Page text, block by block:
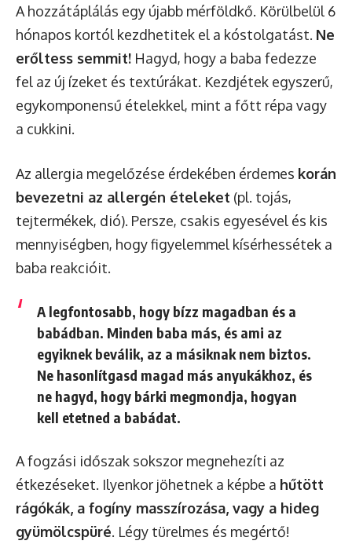
A hozzátáplálás egy újabb mérföldkő. Körülbelül 6
hónapos kortól kezdhetitek el a kóstolgatást. Ne
erőltess semmit! Hagyd, hogy a baba fedezze
fel az új ízeket és textúrákat. Kezdjétek egyszerű,
egykomponensű ételekkel, mint a főtt répa vagy
a cukkini.
Az allergia megelőzése érdekében érdemes korán
bevezetni az allergén ételeket (pl. tojás,
tejtermékek, dió). Persze, csakis egyesével és kis
mennyiségben, hogy figyelemmel kísérhessétek a
baba reakcióit.
A legfontosabb, hogy bízz magadban és a
babádban. Minden baba más, és ami az
egyiknek beválik, az a másiknak nem biztos.
Ne hasonlítgasd magad más anyukákhoz, és
ne hagyd, hogy bárki megmondja, hogyan
kell etetned a babádat.
A fogzási időszak sokszor megnehezíti az
étkezéseket. Ilyenkor jöhetnek a képbe a hűtött
rágókák, a fogíny masszírozása, vagy a hideg
gyümölcspüré. Légy türelmes és megértő!